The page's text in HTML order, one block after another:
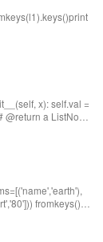
x): self.val =
a ListNode
fromkeys()方